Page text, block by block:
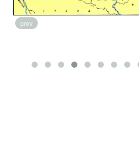
prev